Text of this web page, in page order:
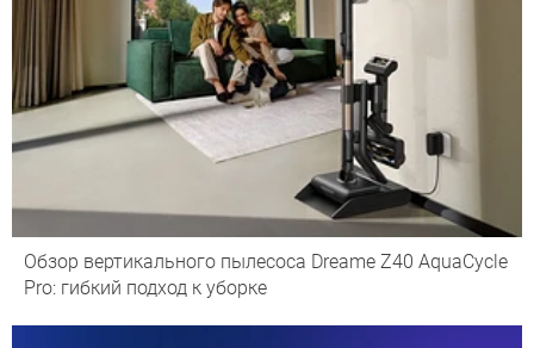
Обзор вертикального пылесоса Dreame Z40 AquaCycle
Pro: гибкий подход к уборке